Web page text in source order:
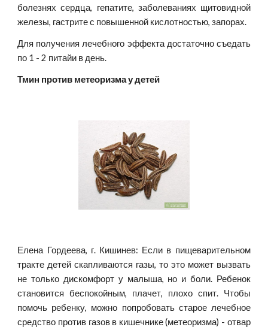
болезнях сердца, гепатите, заболеваниях щитовидной
железы, гастрите с повышенной кислотностью, запорах.
Для получения лечебного эффекта достаточно съедать
по 1 - 2 питайи в день.
Тмин против метеоризма у детей
Елена Гордеева, г. Кишинев: Если в пищеварительном
тракте детей скапливаются газы, то это может вызвать
не только дискомфорт у малыша, но и боли. Ребенок
становится беспокойным, плачет, плохо спит. Чтобы
помочь ребенку, можно попробовать старое лечебное
средство против газов в кишечнике (метеоризма) - отвар